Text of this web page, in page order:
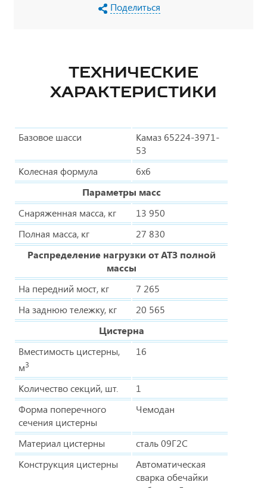
Поделиться
ТЕХНИЧЕСКИЕ
ХАРАКТЕРИСТИКИ
Базовое шасси
Камаз 65224-3971-
53
Колесная формула
6х6
Параметры масс
Снаряженная масса, кг
13 950
Полная масса, кг
27 830
Распределение нагрузки от АТЗ полной
массы
На передний мост, кг
7 265
На заднюю тележку, кг
20 565
Цистерна
Вместимость цистерны,
м3
16
Количество секций, шт.
1
Форма поперечного
сечения цистерны
Чемодан
Материал цистерны
сталь 09Г2С
Конструкция цистерны
Автоматическая
сварка обечайки